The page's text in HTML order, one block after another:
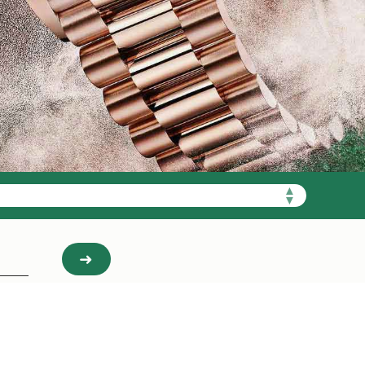
▲
▼
需加拨“+86”）